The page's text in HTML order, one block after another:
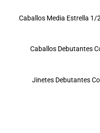
Caballos Media Estrella
Caballos Debutantes
Jinetes Debutantes